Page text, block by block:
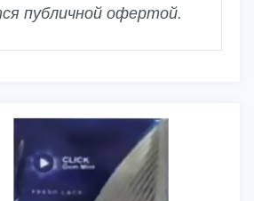
публичной офертой.